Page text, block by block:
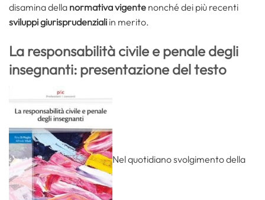
disamina della normativa vigente nonché dei più recenti
sviluppi giurisprudenziali in merito.
La responsabilità civile e penale degli
insegnanti: presentazione del testo
Nel quotidiano svolgimento della